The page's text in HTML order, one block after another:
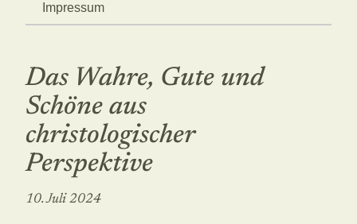
Impressum
Das Wahre, Gute und
Schöne aus
christologischer
Perspektive
10. Juli 2024